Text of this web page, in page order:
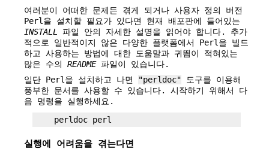
여러분이 어떠한 문제든 겪게 되거나 사용자 정의 버전
Perl을 설치할 필요가 있다면 현재 배포판에 들어있는
INSTALL
파일 안의 자세한 설명을 읽어야 합니다. 추가
적으로 일반적이지 않은 다양한 플랫폼에서 Perl을 빌드
하고 사용하는 방법에 대한 도움말과 귀띔이 적혀있는
많은 수의 README파일이 있습니다.
일단 Perl을 설치하고 나면
"perldoc" 도구를 이용해
풍부한 문서를 사용할 수 있습니다. 시작하기 위해서 다
음 명령을 실행하세요.
실행에 어려움을 겪는다면